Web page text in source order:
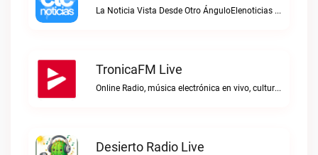
La Noticia Vista Desde Otro ÁnguloElenoticias live
TronicaFM Live
Online Radio, música electrónica en vivo, cultura electrónica, Top 10 semanal, videos, descargasTronicaFM live
Desierto Radio Live